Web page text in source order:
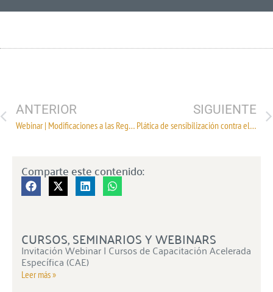
ANTERIOR
Webinar | Modificaciones a las Reglas Generales de Comercio Exterior para 2022
SIGUIENTE
Plática de sensibilización contra el trabajo infantil
Comparte este contenido:
CURSOS, SEMINARIOS Y WEBINARS
Invitación Webinar | Cursos de Capacitación Acelerada
Específica (CAE)
Leer más »